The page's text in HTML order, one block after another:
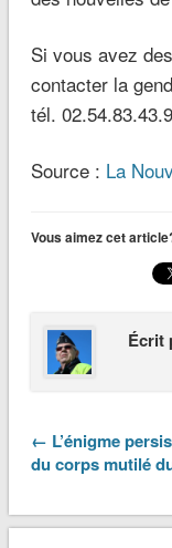
Si vous avez
contacter la
tél.
Source : La
Vous aimez cet
Écrit
← L’énigme
du corps mutilé